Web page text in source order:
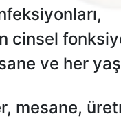
cinsel
ve her
mesane,